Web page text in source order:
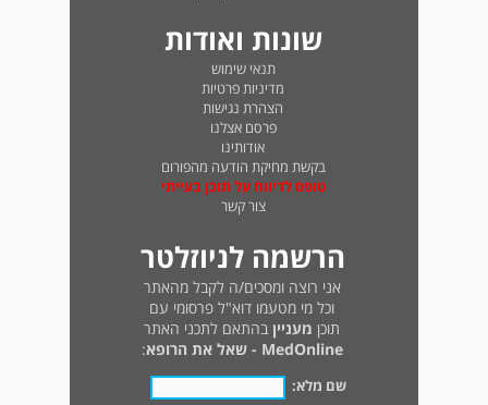
שונות ואודות
תנאי שימוש
מדיניות פרטיות
הצהרת נגישות
פרסם אצלנו
אודותינו
בקשת מחיקת הודעה מהפורום
טופס לדיווח על תוכן בעייתי
צור קשר
הרשמה לניוזלטר
אני רוצה ומסכים/ה לקבל מהאתר
וכל מי מטעמו דוא"ל פרסומי עם
תוכן מעניין בהתאם לתכני האתר
MedOnline - שאל את הרופא
:
שם מלא: